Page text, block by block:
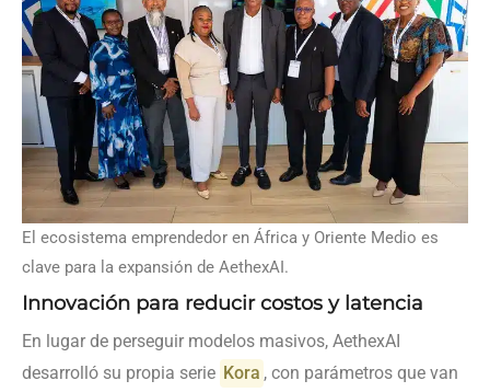
El ecosistema emprendedor en África y Oriente Medio es
clave para la expansión de AethexAI.
Innovación para reducir costos y latencia
En lugar de perseguir modelos masivos, AethexAI
desarrolló su propia serie Kora , con parámetros que van